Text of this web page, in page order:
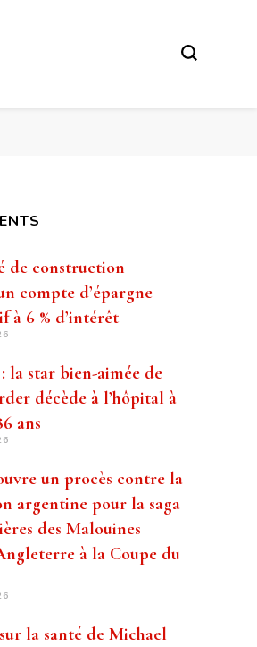
de construction
compte d’épargne
à 6 % d’intérêt
la star bien-aimée de
décède à l’hôpital à
ans
un procès contre la
argentine pour la saga
des Malouines
à la Coupe du
la santé de Michael